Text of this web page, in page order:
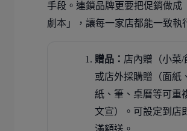
手段。連鎖品牌更要把促銷做成
劇本」，讓每一家店都能一致執
贈品： 店內贈（小菜/
或店外採購贈（面紙
紙、筆、桌曆等可重
文宣）。可設定到店
滿額送。